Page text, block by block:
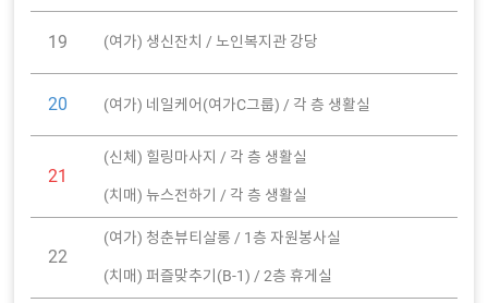
19 (여가) 생신잔치 / 노인복지관 강당
20 (여가) 네일케어(여가C그룹) / 각 층 생활실
21
(신체) 힐링마사지 / 각 층 생활실
(치매) 뉴스전하기 / 각 층 생활실
22
(여가) 청춘뷰티살롱 / 1층 자원봉사실
(치매) 퍼즐맞추기(B-1) / 2층 휴게실